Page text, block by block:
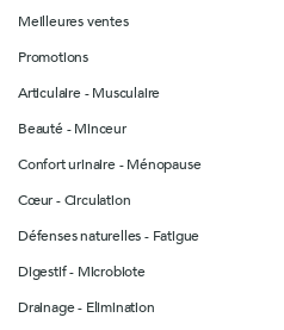
Meilleures ventes
Promotions
Articulaire - Musculaire
Beauté - Minceur
Confort urinaire - Ménopause
Cœur - Circulation
Défenses naturelles - Fatigue
Digestif - Microbiote
Drainage - Elimination